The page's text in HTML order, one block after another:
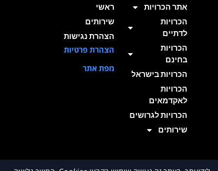
אתר הכרויות
הכרויות
לדתיים
הכרויות
בחינם
הכרויות בישראל
הכרויות
לאקדמאים
הכרויות לגרושים
שירותים
ראשי
שירותים
הצהרת נגישות
הצהרת פרטיות
מפת אתר